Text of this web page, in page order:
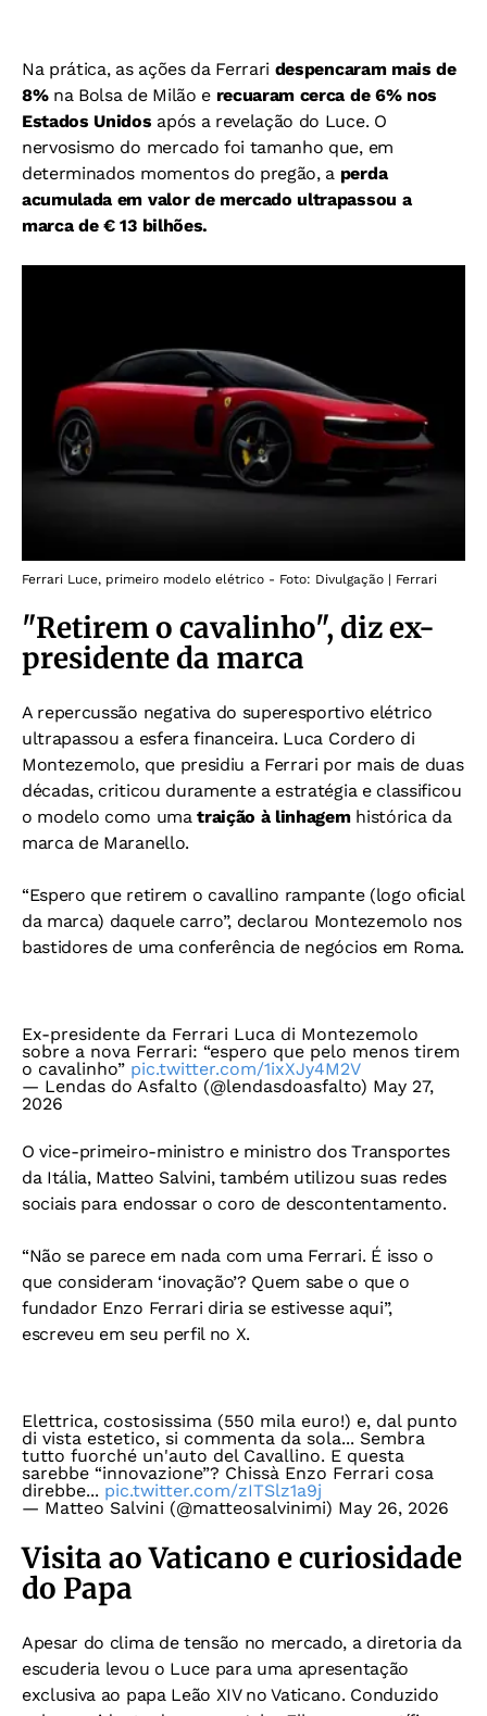
Na prática, as ações da Ferrari despencaram mais de
8% na Bolsa de Milão e recuaram cerca de 6% nos
Estados Unidos após a revelação do Luce. O
nervosismo do mercado foi tamanho que, em
determinados momentos do pregão, a perda
acumulada em valor de mercado ultrapassou a
marca de € 13 bilhões.
Ferrari Luce, primeiro modelo elétrico - Foto: Divulgação | Ferrari
"Retirem o cavalinho", diz ex-
presidente da marca
A repercussão negativa do superesportivo elétrico
ultrapassou a esfera financeira. Luca Cordero di
Montezemolo, que presidiu a Ferrari por mais de duas
décadas, criticou duramente a estratégia e classificou
o modelo como umatraição à linhagemhistórica da
marca de Maranello.
“Espero que retirem o cavallino rampante (logo oficial
da marca) daquele carro”, declarou Montezemolo nos
bastidores de uma conferência de negócios em Roma.
Ex-presidente da Ferrari Luca di Montezemolo
sobre a nova Ferrari: “espero que pelo menos tirem
o cavalinho” pic.twitter.com/1ixXJy4M2V
— Lendas do Asfalto (@lendasdoasfalto) May 27,
2026
O vice-primeiro-ministro e ministro dos Transportes
da Itália, Matteo Salvini, também utilizou suas redes
sociais para endossar o coro de descontentamento.
“Não se parece em nada com uma Ferrari. É isso o
que consideram ‘inovação’? Quem sabe o que o
fundador Enzo Ferrari diria se estivesse aqui”,
escreveu em seu perfil no X.
Elettrica, costosissima (550 mila euro!) e, dal punto
di vista estetico, si commenta da sola... Sembra
tutto fuorché un'auto del Cavallino. E questa
sarebbe “innovazione”? Chissà Enzo Ferrari cosa
direbbe... pic.twitter.com/zITSlz1a9j
— Matteo Salvini (@matteosalvinimi) May 26, 2026
Visita ao Vaticano e curiosidade
do Papa
Apesar do clima de tensão no mercado, a diretoria da
escuderia levou o Luce para uma apresentação
exclusiva ao papa Leão XIV no Vaticano. Conduzido